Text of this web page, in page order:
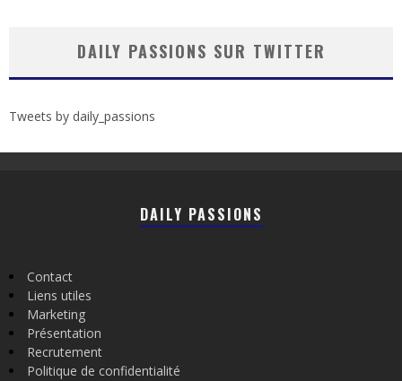
DAILY PASSIONS SUR TWITTER
Tweets by daily_passions
DAILY PASSIONS
Contact
Liens utiles
Marketing
Présentation
Recrutement
Politique de confidentialité